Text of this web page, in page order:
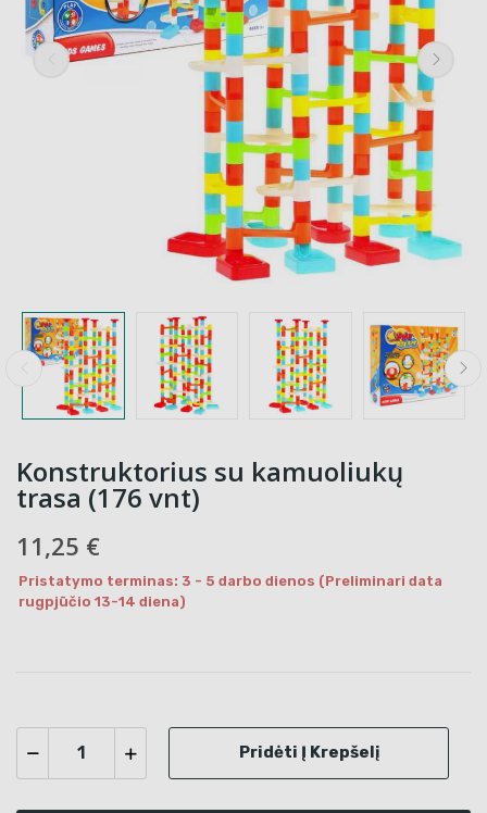
Konstruktorius su kamuoliukų
trasa (176 vnt)
11,25 €
Pristatymo terminas: 3 - 5 darbo dienos (Preliminari data
rugpjūčio 13-14 diena)
Pridėti Į Krepšelį